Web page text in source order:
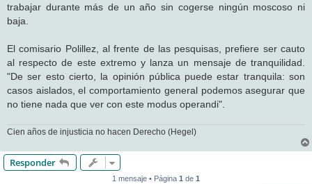
trabajar durante más de un año sin cogerse ningún moscoso ni
baja.
El comisario Polillez, al frente de las pesquisas, prefiere ser cauto
al respecto de este extremo y lanza un mensaje de tranquilidad.
"De ser esto cierto, la opinión pública puede estar tranquila: son
casos aislados, el comportamiento general podemos asegurar que
no tiene nada que ver con este modus operandi".
Cien años de injusticia no hacen Derecho (Hegel)
Responder
1 mensaje • Página 1 de 1